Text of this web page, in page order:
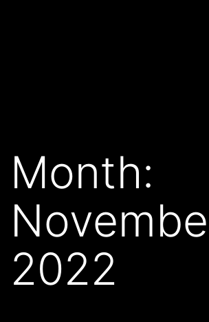
Month:
2022